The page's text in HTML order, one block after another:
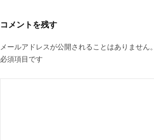
コメントを残す
メールアドレスが公開されることはありません。
必須項目です